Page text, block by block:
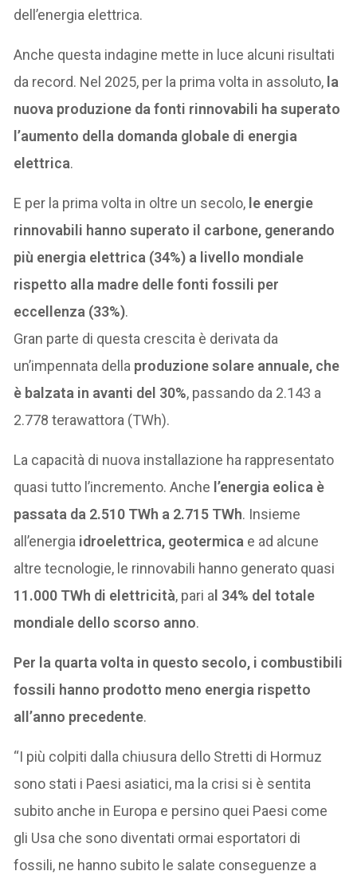
dell’energia elettrica.
Anche questa indagine mette in luce alcuni risultati
da record. Nel 2025, per la prima volta in assoluto, la
nuova produzione da fonti rinnovabili ha superato
l’aumento della domanda globale di energia
elettrica.
E per la prima volta in oltre un secolo, le energie
rinnovabili hanno superato il carbone, generando
più energia elettrica (34%) a livello mondiale
rispetto alla madre delle fonti fossili per
eccellenza (33%).
Gran parte di questa crescita è derivata da
un’impennata della produzione solare annuale, che
è balzata in avanti del 30%, passando da 2.143 a
2.778 terawattora (TWh).
La capacità di nuova installazione ha rappresentato
quasi tutto l’incremento. Anche l’energia eolica è
passata da 2.510 TWh a 2.715 TWh. Insieme
all’energia idroelettrica, geotermica e ad alcune
altre tecnologie, le rinnovabili hanno generato quasi
11.000 TWh di elettricità, pari a l 34% del totale
mondiale dello scorso anno.
Per la quarta volta in questo secolo, i combustibili
fossili hanno prodotto meno energia rispetto
all’anno precedente.
“I più colpiti dalla chiusura dello Stretti di Hormuz
sono stati i Paesi asiatici, ma la crisi si è sentita
subito anche in Europa e persino quei Paesi come
gli Usa che sono diventati ormai esportatori di
fossili, ne hanno subito le salate conseguenze a